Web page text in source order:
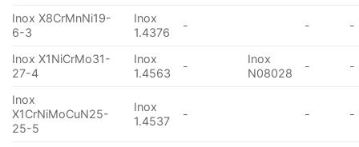
Inox X8CrMnNi19-
6-3
Inox
1.4376
- - -
Inox X1NiCrMo31-
27-4
Inox
1.4563
-
Inox
N08028
- -
Inox
X1CrNiMoCuN25-
25-5
Inox
1.4537
- - -